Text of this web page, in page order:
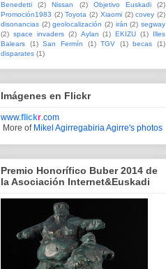
Benedetti
(2) Nissan (2) Objetivo Euskadi
(2)
Promoción1983 (2) Toyota (2) Xiaomi (2) covey (2)
disonancias (2) geolocalización (2) irán (2) segway
(2) space invaders (2) Aylan (1) EKIZU (1)
Illes
Balears
(1) San Fermín (1) TGV (1) becas
(1)
disparates (1)
Imágenes en Flickr
www.flickr .com
More of Mikel Agirregabiria Agirre's photos
Premio Honorífico Buber 2014 de
la Asociación Internet&Euskadi